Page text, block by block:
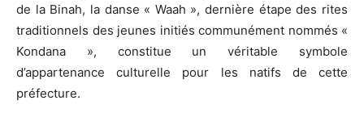
de la Binah, la danse « Waah », dernière étape des rites
traditionnels des jeunes initiés communément nommés «
Kondana », constitue un véritable symbole
d’appartenance culturelle pour les natifs de cette
préfecture.